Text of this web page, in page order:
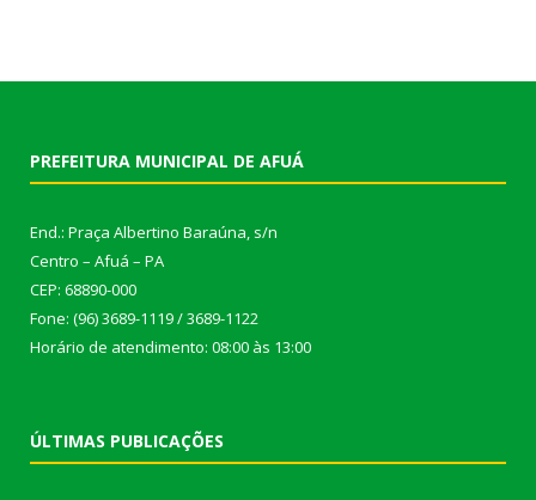
PREFEITURA MUNICIPAL DE AFUÁ
End.: Praça Albertino Baraúna, s/n
Centro – Afuá – PA
CEP: 68890-000
Fone: (96) 3689-1119 / 3689-1122
Horário de atendimento: 08:00 às 13:00
ÚLTIMAS PUBLICAÇÕES